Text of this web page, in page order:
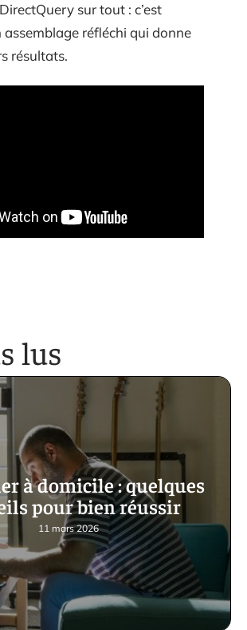
sur tout : c’est
assemblage réfléchi qui donne
résultats.
lus
à domicile : quelques
pour bien réussir
11 mars 2026